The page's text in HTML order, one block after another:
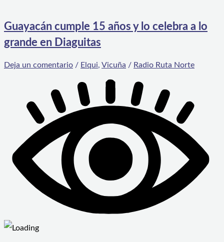
Guayacán cumple 15 años y lo celebra a lo
grande en Diaguitas
Deja un comentario / Elqui, Vicuña / Radio Ruta Norte